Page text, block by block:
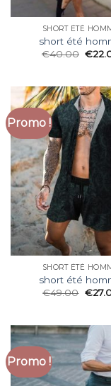
SHORT ÉTÉ
short été
€40.00 €
Promo !
SHORT ÉTÉ
short été
€49.00 €
Promo !